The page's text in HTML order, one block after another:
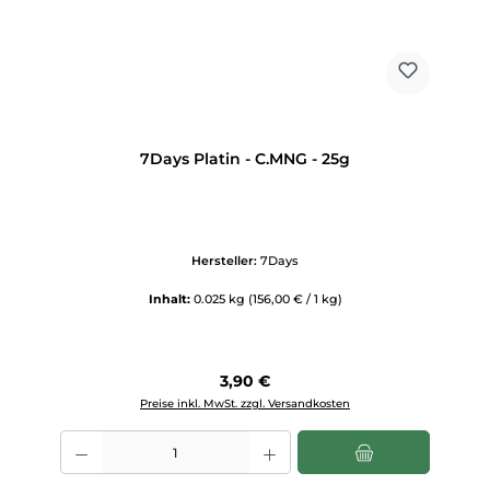
7Days Platin - C.MNG - 25g
Hersteller: 7Days
Inhalt: 0.025 kg (156,00 € / 1 kg)
Regulärer Preis:
3,90 €
Preise inkl. MwSt. zzgl. Versandkosten
Produkt Anzahl: Gib den gewünschten Wert ein oder benutze die